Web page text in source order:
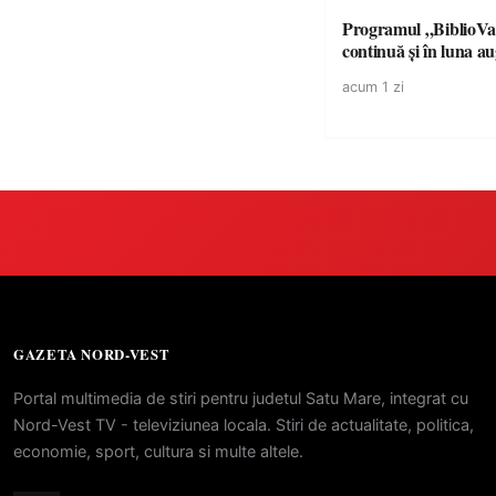
Programul
continuă și în luna
acum 1 zi
GAZETA NORD-VEST
Portal multimedia de stiri pentru judetul Satu Mare, integrat cu
Nord-Vest TV - televiziunea locala. Stiri de actualitate, politica,
economie, sport, cultura si multe altele.